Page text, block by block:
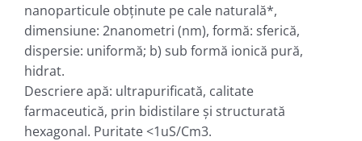
nanoparticule obţinute pe cale naturală*,
dimensiune: 2nanometri (nm), formă: sferică,
dispersie: uniformă; b) sub formă ionică pură,
hidrat.
Descriere apă: ultrapurificată, calitate
farmaceutică, prin bidistilare şi structurată
hexagonal. Puritate <1uS/Cm3.